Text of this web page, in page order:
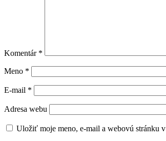
Komentár *
Meno *
E-mail *
Adresa webu
Uložiť moje meno, e-mail a webovú stránku